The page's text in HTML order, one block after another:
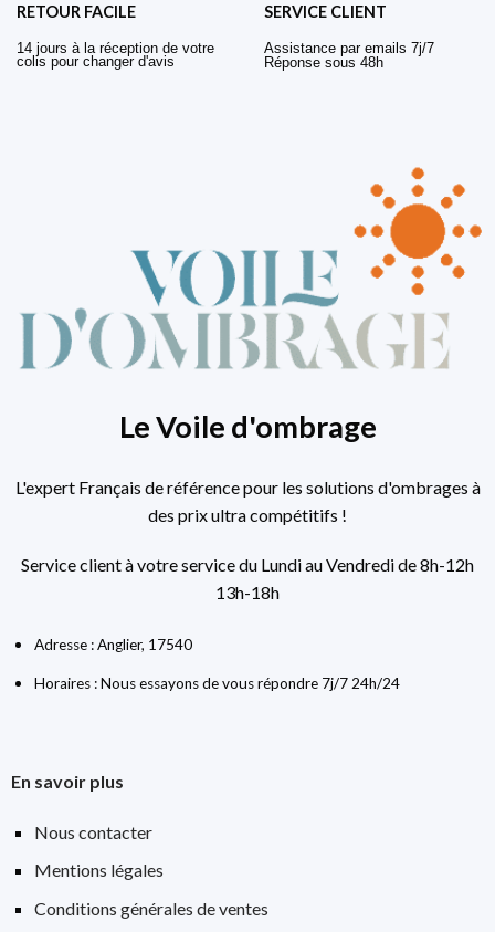
RETOUR FACILE
14 jours à la réception de votre
colis pour changer d'avis
SERVICE CLIENT
Assistance par emails 7j/7
Réponse sous 48h
Le Voile d'ombrage
L'expert Français de référence pour les solutions d'ombrages à
des prix ultra compétitifs !
Service client à votre service du Lundi au Vendredi de 8h-12h
13h-18h
Adresse : Anglier, 17540
Horaires : Nous essayons de vous répondre 7j/7 24h/24
En savoir plus
Nous contacter
Mentions légales
Conditions générales de ventes